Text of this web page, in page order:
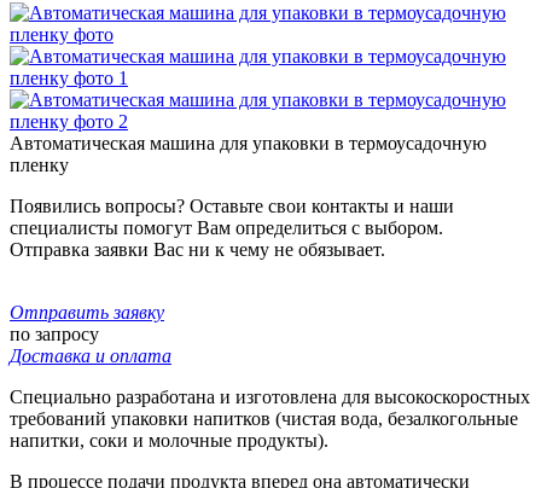
Автоматическая машина для упаковки в термоусадочную
пленку
Появились вопросы? Оставьте свои контакты и наши
специалисты помогут Вам определиться с выбором.
Отправка заявки Вас ни к чему не обязывает.
Отправить заявку
по запросу
Доставка и оплата
Специально разработана и изготовлена для высокоскоростных
требований упаковки напитков (чистая вода, безалкогольные
напитки, соки и молочные продукты).
В процессе подачи продукта вперед она автоматически